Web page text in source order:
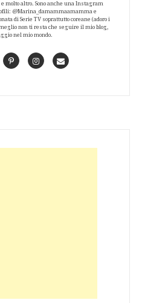
altro. Sono anche una Instagram
@Marina_damammaamamma e
di Serie TV soprattutto coreane (adoro i
non ti resta che seguire il mio blog,
nel mio mondo.
PinterestInstagramContact